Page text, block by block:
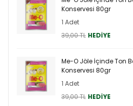
Konservesi 80gr
1 Adet
39,00 TL HEDİYE
Me-O Jöle İçinde Ton
Konservesi 80gr
1 Adet
39,00 TL HEDİYE